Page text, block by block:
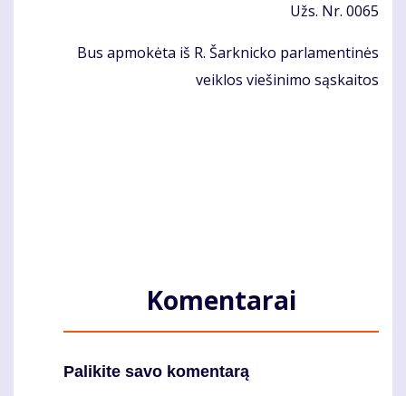
Užs. Nr. 0065
Bus apmokėta iš R. Šarknicko parlamentinės
veiklos viešinimo sąskaitos
Komentarai
Palikite savo komentarą